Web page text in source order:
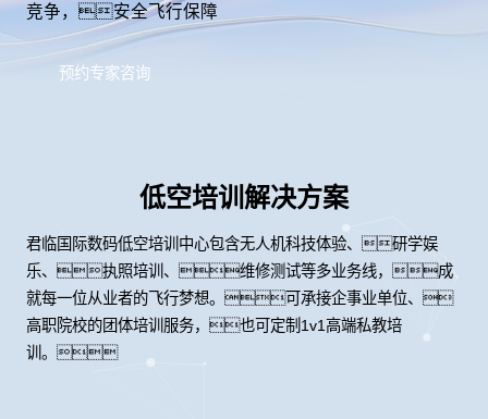
竞争，安全飞行保障
预约专家咨询
低空培训解决方案
君临国际数码低空培训中心包含无人机科技体验、研学娱
乐、执照培训、维修测试等多业务线，成
就每一位从业者的飞行梦想。可承接企事业单位、
高职院校的团体培训服务，也可定制1v1高端私教培
训。